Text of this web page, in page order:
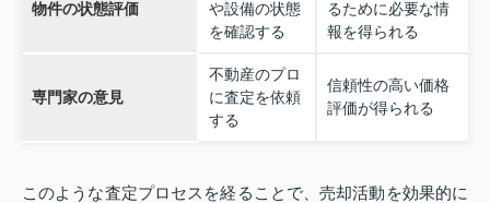
物件の状態評価
や設備の状態
を確認する
るために必要な情
報を得られる
専門家の意見
不動産のプロ
に査定を依頼
する
信頼性の高い価格
評価が得られる
このような査定プロセスを経ることで、売却活動を効果的に